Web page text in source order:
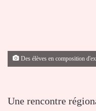
Des élèves en composition
Une rencontre